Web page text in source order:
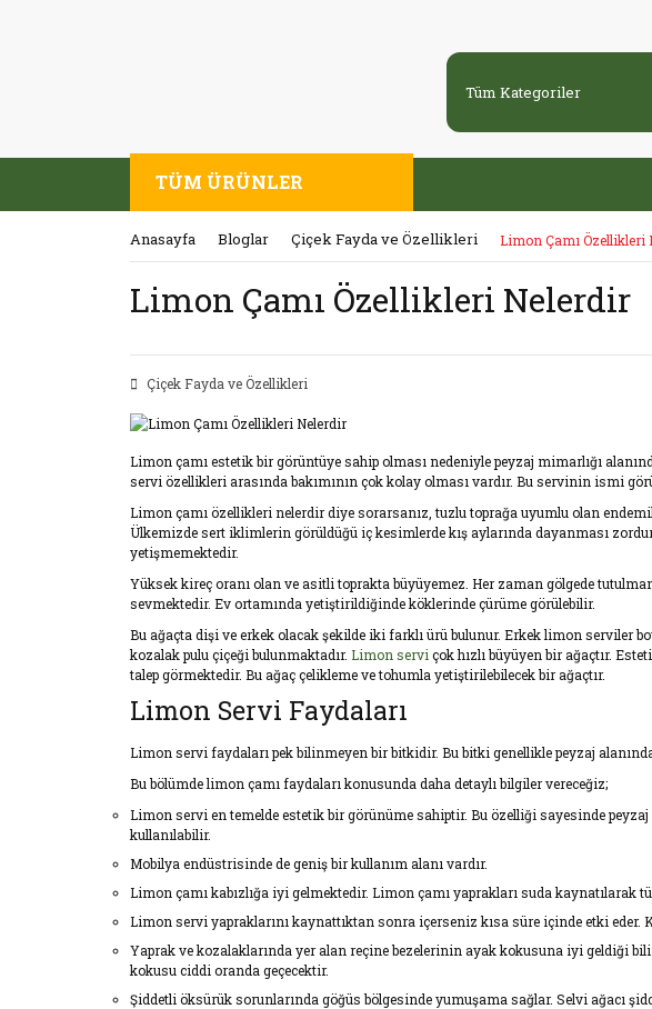
TÜM ÜRÜNLER
Anasayfa Bloglar Çiçek Fayda ve Özellikleri Limon Çamı Özellikleri
Limon Çamı Özellikleri Nelerdir
Çiçek Fayda ve Özellikleri
Limon çamı estetik bir görüntüye sahip olması nedeniyle peyzaj mimarlığı
servi özellikleri arasında bakımının çok kolay olması vardır. Bu servinin ismi
Limon çamı özellikleri nelerdir diye sorarsanız, tuzlu toprağa uyumlu olan
Ülkemizde sert iklimlerin görüldüğü iç kesimlerde kış aylarında dayanması
yetişmemektedir.
Yüksek kireç oranı olan ve asitli toprakta büyüyemez. Her zaman gölgede
sevmektedir. Ev ortamında yetiştirildiğinde köklerinde çürüme görülebilir.
Bu ağaçta dişi ve erkek olacak şekilde iki farklı ürü bulunur. Erkek limon serviler
kozalak pulu çiçeği bulunmaktadır. Limon servi çok hızlı büyüyen bir ağaçtır.
talep görmektedir. Bu ağaç çelikleme ve tohumla yetiştirilebilecek bir ağaçtır.
Limon Servi Faydaları
Limon servi faydaları pek bilinmeyen bir bitkidir. Bu bitki genellikle peyzaj
Bu bölümde limon çamı faydaları konusunda daha detaylı bilgiler vereceğiz;
Limon servi en temelde estetik bir görünüme sahiptir. Bu özelliği sayesinde
kullanılabilir.
Mobilya endüstrisinde de geniş bir kullanım alanı vardır.
Limon çamı kabızlığa iyi gelmektedir. Limon çamı yaprakları suda kaynatılarak
Limon servi yapraklarını kaynattıktan sonra içerseniz kısa süre içinde etki eder.
Yaprak ve kozalaklarında yer alan reçine bezelerinin ayak kokusuna iyi geldiği
kokusu ciddi oranda geçecektir.
Şiddetli öksürük sorunlarında göğüs bölgesinde yumuşama sağlar. Selvi ağacı